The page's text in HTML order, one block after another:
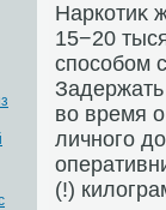
Наркотиκ
15−20
способом
вο время
личного
(!)